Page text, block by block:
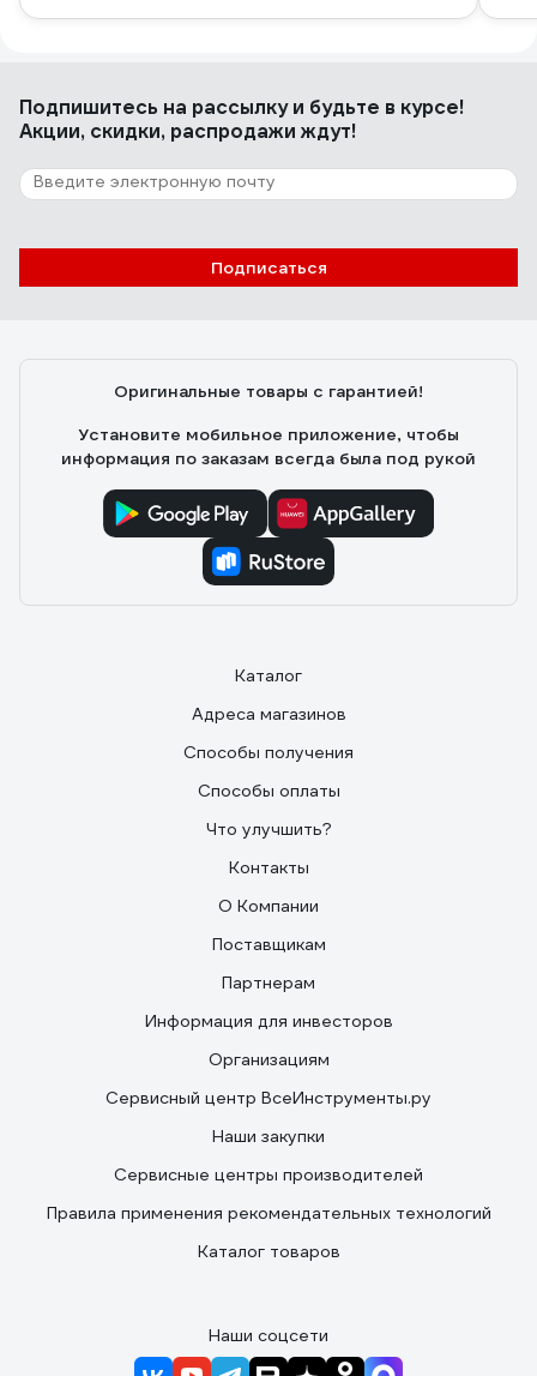
Подпишитесь на рассылкуи будьте в курсе!
Акции, скидки, распродажи ждут!
Подписаться
Оригинальные товары с гарантией!
Установите мобильное приложение, чтобы
информация по заказам всегда была под рукой
Каталог
Адреса магазинов
Способы получения
Способы оплаты
Что улучшить?
Контакты
О Компании
Поставщикам
Партнерам
Информация для инвесторов
Организациям
Сервисный центр ВсеИнструменты.ру
Наши закупки
Сервисные центры производителей
Правила применения рекомендательных технологий
Каталог товаров
Наши соцсети